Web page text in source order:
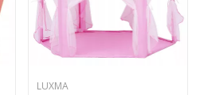
LUXMA